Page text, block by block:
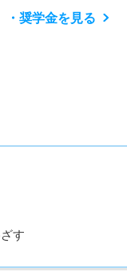
・奨学金を見る
す